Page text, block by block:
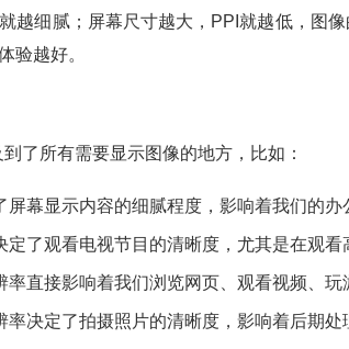
越细腻；屏幕尺寸越大，PPI就越低，图
验越好。
了所有需要显示图像的地方，比如：
屏幕显示内容的细腻程度，影响着我们的办
定了观看电视节目的清晰度，尤其是在观看
率直接影响着我们浏览网页、观看视频、玩
率决定了拍摄照片的清晰度，影响着后期处